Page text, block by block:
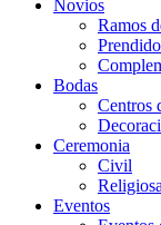
Novios
Ramos
Bodas
Centros
Ceremonia
Civil
Eventos